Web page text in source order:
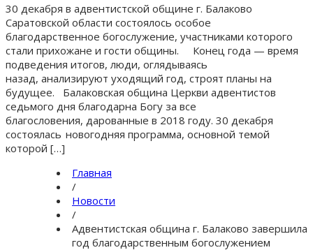
30 декабря в адвентистской общине г. Балаково
Саратовской области состоялось особое
благодарственное богослужение, участниками которого
стали прихожане и гости общины. Конец года — время
подведения итогов, люди, оглядываясь
назад, анализируют уходящий год, строят планы на
будущее. Балаковская община Церкви адвентистов
седьмого дня благодарна Богу за все
благословения, дарованные в 2018 году. 30 декабря
состоялась новогодняя программа, основной темой
которой […]
Главная
/
Новости
/
Адвентистская община г. Балаково завершила
год благодарственным богослужением